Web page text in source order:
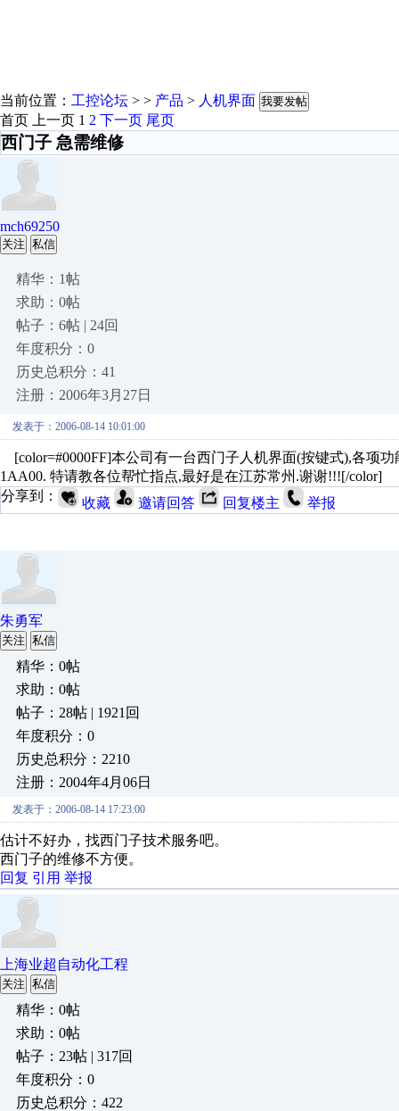
当前位置： 工控论坛 > > 产品 > 人机界面 我要发帖
首页 上一页 1 2 下一页 尾页
西门子 急需维修
mch69250
关注 私信
精华：1帖
求助：0帖
帖子：6帖 | 24回
年度积分：0
历史总积分：41
注册：2006年3月27日
发表于：2006-08-14 10:01:00
[color=#0000FF]本公司有一台西门子人机界面(按键式),各项
1AA00. 特请教各位帮忙指点,最好是在江苏常州.谢谢!!![/color]
分享到：
收藏 邀请回答 回复楼主 举报
朱勇军
关注 私信
精华：0帖
求助：0帖
帖子：28帖 | 1921回
年度积分：0
历史总积分：2210
注册：2004年4月06日
发表于：2006-08-14 17:23:00
估计不好办，找西门子技术服务吧。
西门子的维修不方便。
回复 引用 举报
上海业超自动化工程
关注 私信
精华：0帖
求助：0帖
帖子：23帖 | 317回
年度积分：0
历史总积分：422